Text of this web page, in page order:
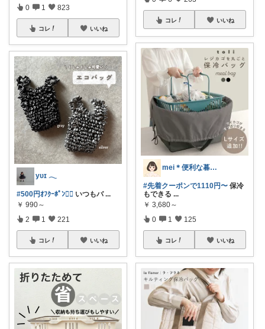
0 1 823
コレ いいね
yᴜɪ 𓂃
#500円ｵﾌｸｰﾎﾟﾝ❤️‍🔥 いつもバ ...
￥ 990～
2 1 221
コレ いいね
コレ いいね
mei＊便利な暮らし🌸かわいいもの
#先着クーポンで1110円〜 保冷
もできる ...
￥ 3,680～
0 1 125
コレ いいね